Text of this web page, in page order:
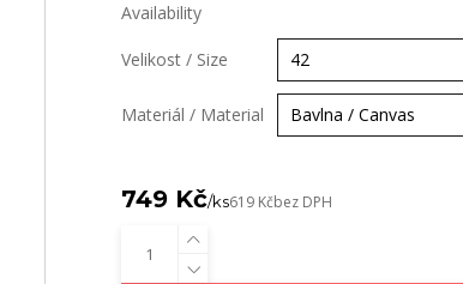
Availability
Velikost / Size
Materiál / Material
749 Kč/ks619 Kčbez DPH